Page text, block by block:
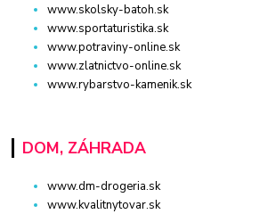
www.skolsky-batoh.sk
www.sportaturistika.sk
www.potraviny-online.sk
www.zlatnictvo-online.sk
www.rybarstvo-kamenik.sk
DOM, ZÁHRADA
www.dm-drogeria.sk
www.kvalitnytovar.sk